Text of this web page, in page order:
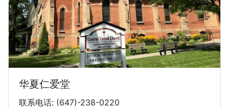
华夏仁爱堂
联系电话: (647)-238-0220